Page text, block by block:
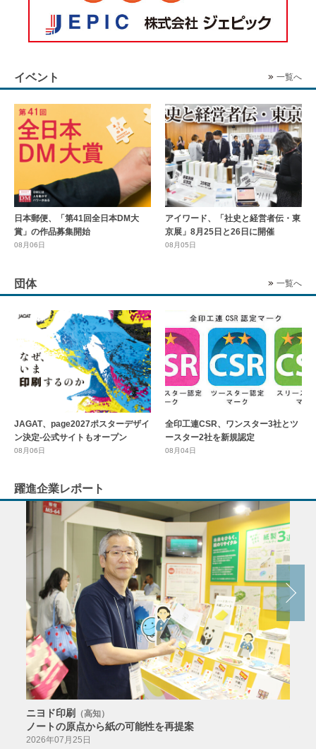
イベント 一覧へ
日本郵便、「第41回全日本DM大
賞」の作品募集開始
08月06日
アイワード、「社史と経営者伝・東
京展」8月25日と26日に開催
08月05日
団体 一覧へ
JAGAT、page2027ポスターデザイ
ン決定-公式サイトもオープン
08月06日
全印工連CSR、ワンスター3社とツ
ースター2社を新規認定
08月04日
躍進企業レポート
ニヨド印刷 （高知）
ノートの原点から紙の可能性を再提案
2026年07月25日